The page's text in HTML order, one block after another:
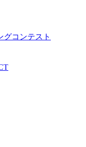
グコンテスト